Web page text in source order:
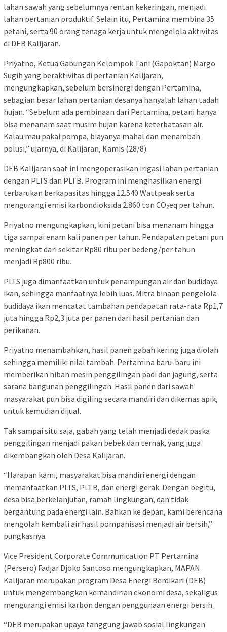
lahan sawah yang sebelumnya rentan kekeringan, menjadi
lahan pertanian produktif. Selain itu, Pertamina membina 35
petani, serta 90 orang tenaga kerja untuk mengelola aktivitas
di DEB Kalijaran.
Priyatno, Ketua Gabungan Kelompok Tani (Gapoktan) Margo
Sugih yang beraktivitas di pertanian Kalijaran,
mengungkapkan, sebelum bersinergi dengan Pertamina,
sebagian besar lahan pertanian desanya hanyalah lahan tadah
hujan. “Sebelum ada pembinaan dari Pertamina, petani hanya
bisa menanam saat musim hujan karena keterbatasan air.
Kalau mau pakai pompa, biayanya mahal dan menambah
polusi,” ujarnya, di Kalijaran, Kamis (28/8).
DEB Kalijaran saat ini mengoperasikan irigasi lahan pertanian
dengan PLTS dan PLTB. Program ini menghasilkan energi
terbarukan berkapasitas hingga 12.540 Wattpeak serta
mengurangi emisi karbondioksida 2.860 ton CO₂eq per tahun.
Priyatno mengungkapkan, kini petani bisa menanam hingga
tiga sampai enam kali panen per tahun. Pendapatan petani pun
meningkat dari sekitar Rp80 ribu per bedeng/per tahun
menjadi Rp800 ribu.
PLTS juga dimanfaatkan untuk penampungan air dan budidaya
ikan, sehingga manfaatnya lebih luas. Mitra binaan pengelola
budidaya ikan mencatat tambahan pendapatan rata-rata Rp1,7
juta hingga Rp2,3 juta per panen dari hasil pertanian dan
perikanan.
Priyatno menambahkan, hasil panen gabah kering juga diolah
sehingga memiliki nilai tambah. Pertamina baru-baru ini
memberikan hibah mesin penggilingan padi dan jagung, serta
sarana bangunan penggilingan. Hasil panen dari sawah
masyarakat pun bisa digiling secara mandiri dan dikemas apik,
untuk kemudian dijual.
Tak sampai situ saja, gabah yang telah menjadi dedak paska
penggilingan menjadi pakan bebek dan ternak, yang juga
dikembangkan oleh Desa Kalijaran.
“Harapan kami, masyarakat bisa mandiri energi dengan
memanfaatkan PLTS, PLTB, dan energi gerak. Dengan begitu,
desa bisa berkelanjutan, ramah lingkungan, dan tidak
bergantung pada energi lain. Bahkan ke depan, kami berencana
mengolah kembali air hasil pompanisasi menjadi air bersih,”
pungkasnya.
Vice President Corporate Communication PT Pertamina
(Persero) Fadjar Djoko Santoso mengungkapkan, MAPAN
Kalijaran merupakan program Desa Energi Berdikari (DEB)
untuk mengembangkan kemandirian ekonomi desa, sekaligus
mengurangi emisi karbon dengan penggunaan energi bersih.
“DEB merupakan upaya tanggung jawab sosial lingkungan